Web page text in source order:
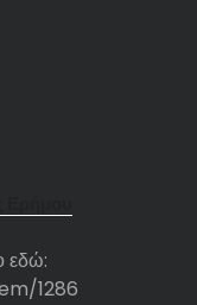
εδώ:
1286